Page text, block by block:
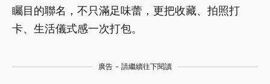
矚目的聯名，不只滿足味蕾，更把收藏、拍照打
卡、生活儀式感一次打包。
廣告 - 請繼續往下閱讀